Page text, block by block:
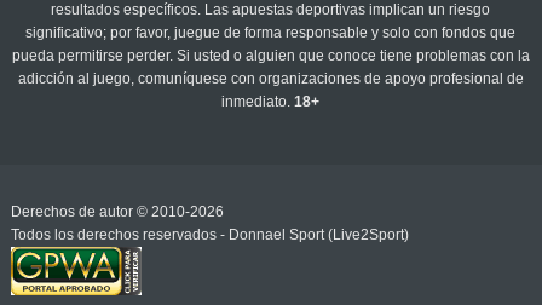
resultados específicos. Las apuestas deportivas implican un riesgo
significativo; por favor, juegue de forma responsable y solo con fondos que
pueda permitirse perder. Si usted o alguien que conoce tiene problemas con la
adicción al juego, comuníquese con organizaciones de apoyo profesional de
inmediato.18+
Derechos de autor © 2010-2026
Todos los derechos reservados - Donnael Sport (Live2Sport)